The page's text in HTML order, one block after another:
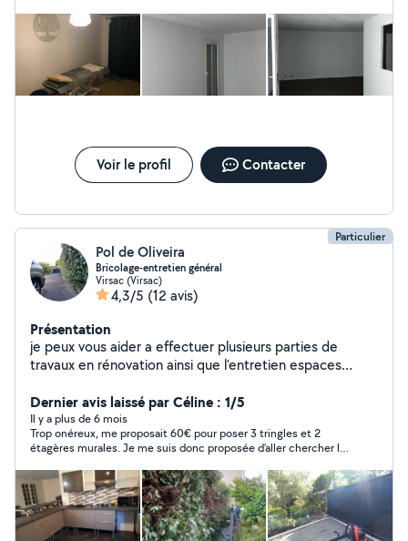
Voir le profil Contacter
Particulier
Pol de Oliveira
Bricolage-entretien général
Virsac (Virsac)
4,3/5 (12 avis)
Présentation
je peux vous aider a effectuer plusieurs parties de
travaux en rénovation ainsi que l'entretien espaces
canalisations. N'hesitez pas à faire appel à mes services
. À très bientôt
Dernier avis laissé par Céline : 1/5
Il y a plus de 6 mois
Trop onéreux, me proposait 60€ pour poser 3 tringles et 2
étagères murales. Je me suis donc proposée d’aller chercher le
messieurs dames ne pouvaient plus venir alors qu’on avait
convenu 14h et qu’il n’était que 13h. Je ne vous souhaite pas
d’être une femme seule, honteux le prix qu’on vous propose
pour 3 pauvres tringles.